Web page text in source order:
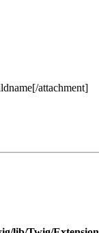
attachment]